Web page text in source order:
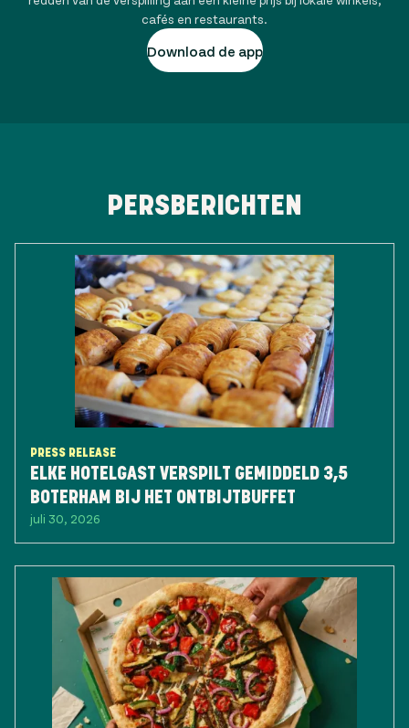
cafés en restaurants.
Download de app
PERSBERICHTEN
PRESS RELEASE
ELKE HOTELGAST VERSPILT GEMIDDELD 3,5
BOTERHAM BIJ HET ONTBIJTBUFFET
juli 30, 2026